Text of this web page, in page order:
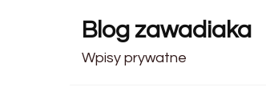
Blog zawadiaka
Wpisy prywatne